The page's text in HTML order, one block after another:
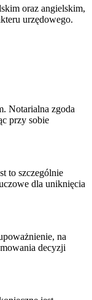
oraz angielskim,
urzędowego.
Notarialna zgoda
przy sobie
to szczególnie
dla uniknięcia
na
decyzji